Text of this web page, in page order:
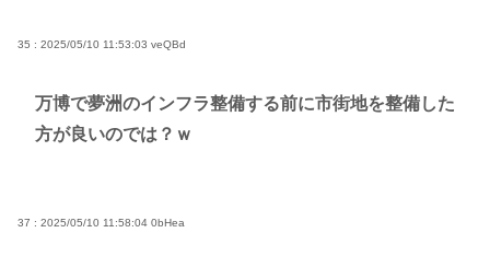
35 : 2025/05/10 11:53:03 veQBd
万博で夢洲のインフラ整備する前に市街地を整備した
方が良いのでは？ｗ
37 : 2025/05/10 11:58:04 0bHea